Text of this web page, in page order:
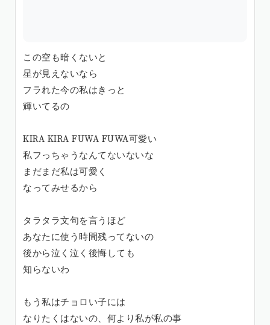
この空も暗くないと
星が見えないなら
フラれた今の私はきっと
輝いてるの
KIRA KIRA FUWA FUWA可愛い
私フっちゃうなんてないないな
まだまだ私は可愛く
なってみせるから
タラタラ文句を言うほど
あなたに使う時間残ってないの
後から泣く泣く後悔しても
知らないわ
もう私はチョロい子には
なりたくはないの、何より私が私の事